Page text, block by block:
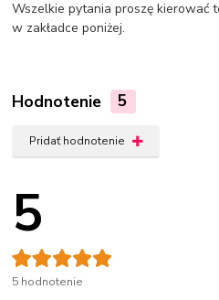
Wszelkie pytania proszę kierować
w zakładce poniżej.
Hodnotenie 5
Pridať hodnotenie
5
5 hodnotenie